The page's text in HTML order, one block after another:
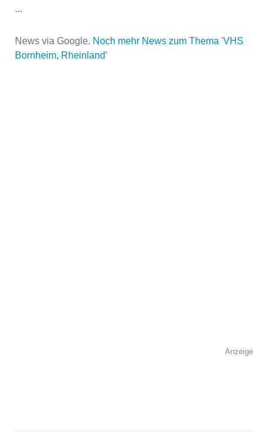
...
News via Google. Noch mehr News zum Thema 'VHS
Bornheim, Rheinland'
Anzeige